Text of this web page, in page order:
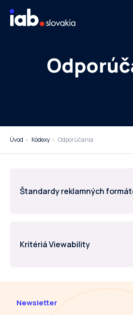
Úvod Kódexy Odporúčania
Štandardy reklamných
Kritériá Viewability
Newsletter